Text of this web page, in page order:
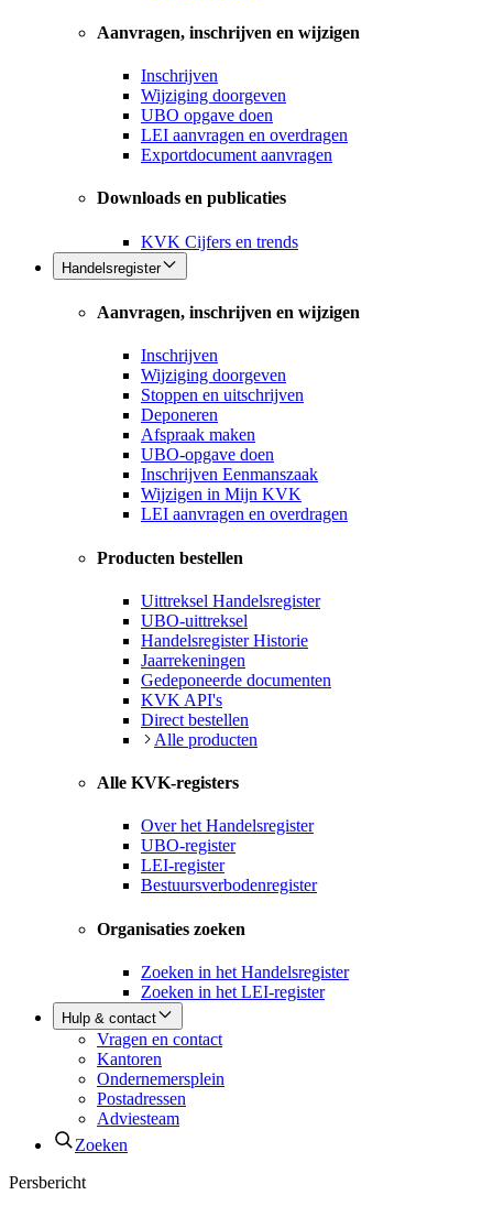
Aanvragen, inschrijven en wijzigen
Inschrijven
Wijziging doorgeven
UBO opgave doen
LEI aanvragen en overdragen
Exportdocument aanvragen
Downloads en publicaties
KVK Cijfers en trends
Handelsregister
Aanvragen, inschrijven en wijzigen
Inschrijven
Wijziging doorgeven
Stoppen en uitschrijven
Deponeren
Afspraak maken
UBO-opgave doen
Inschrijven Eenmanszaak
Wijzigen in Mijn KVK
LEI aanvragen en overdragen
Producten bestellen
Uittreksel Handelsregister
UBO-uittreksel
Handelsregister Historie
Jaarrekeningen
Gedeponeerde documenten
KVK API's
Direct bestellen
Alle producten
Alle KVK-registers
Over het Handelsregister
UBO-register
LEI-register
Bestuursverbodenregister
Organisaties zoeken
Zoeken in het Handelsregister
Zoeken in het LEI-register
Hulp & contact
Vragen en contact
Kantoren
Ondernemersplein
Postadressen
Adviesteam
Zoeken
Persbericht